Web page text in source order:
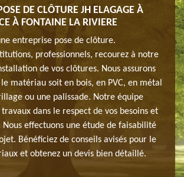
DE CLÔTURE JH ELAGAGE À
À FONTAINE LA RIVIERE
entreprise pose de clôture.
professionnels, recourez à notre
de vos clôtures. Nous assurons
matériau soit en bois, en PVC, en métal
ou une palissade. Notre équipe
travaux dans le respect de vos besoins et
Nous effectuons une étude de faisabilité
Bénéficiez de conseils avisés pour le
et obtenez un devis bien détaillé.